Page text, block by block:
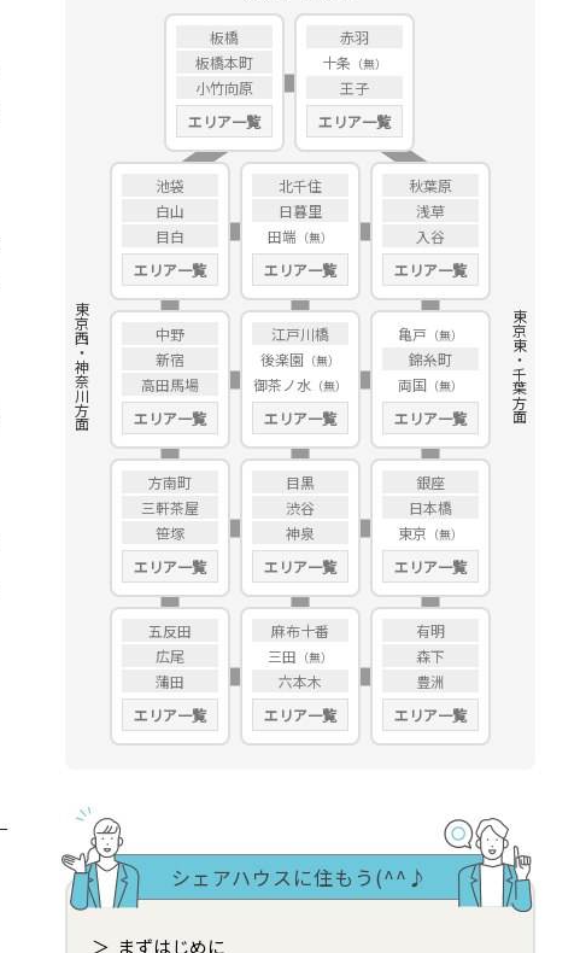
板橋
板橋本町
小竹向原
エリア一覧
赤羽
十条
王子
エリア一覧
池袋
白山
目白
エリア一覧
北千住
日暮里
田端
エリア一覧
秋葉原
浅草
入谷
エリア一覧
中野
新宿
高田馬場
エリア一覧
江戸川橋
後楽園
御茶ノ水
エリア一覧
亀戸
錦糸町
両国
エリア一覧
方南町
三軒茶屋
笹塚
エリア一覧
目黒
渋谷
神泉
エリア一覧
銀座
日本橋
東京
エリア一覧
五反田
広尾
蒲田
エリア一覧
麻布十番
三田
六本木
エリア一覧
有明
森下
豊洲
エリア一覧
東京西・神奈川方面 東京東・千葉方面
シェアハウスに住もう(^^♪
まずはじめに